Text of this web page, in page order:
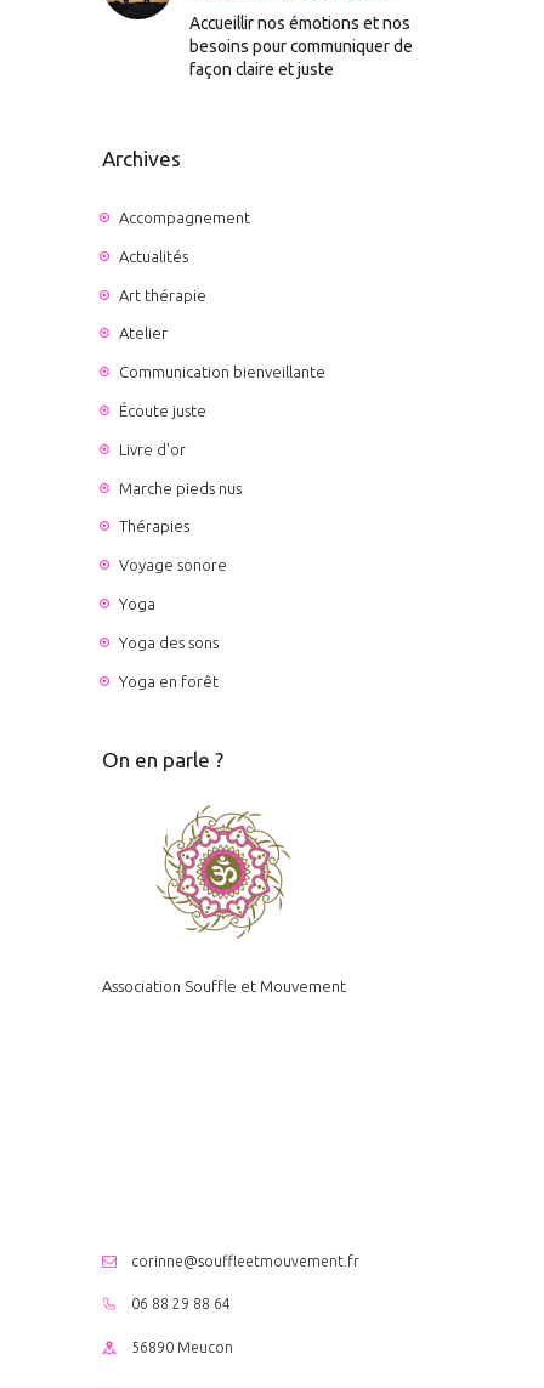
Accueillir nos émotions et nos
besoins pour communiquer de
façon claire et juste
Archives
Accompagnement
Actualités
Art thérapie
Atelier
Communication bienveillante
Écoute juste
Livre d'or
Marche pieds nus
Thérapies
Voyage sonore
Yoga
Yoga des sons
Yoga en forêt
On en parle ?
Association Souffle et Mouvement
corinne@souffleetmouvement.fr
06 88 29 88 64
56890 Meucon